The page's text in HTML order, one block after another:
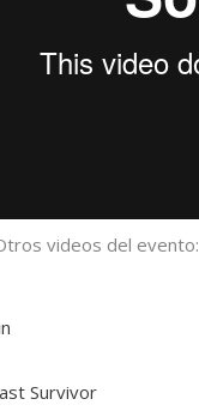
videos del evento:
Survivor